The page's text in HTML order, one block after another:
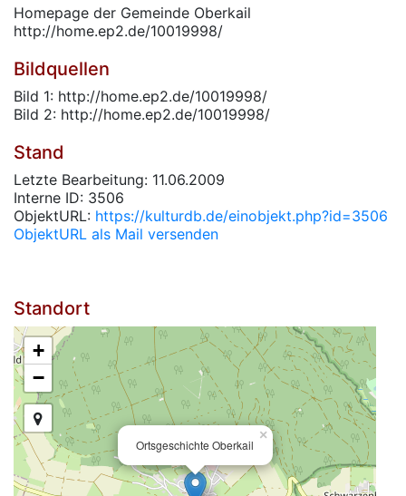
Homepage der Gemeinde Oberkail
http://home.ep2.de/10019998/
Bildquellen
Bild 1: http://home.ep2.de/10019998/
Bild 2: http://home.ep2.de/10019998/
Stand
Letzte Bearbeitung: 11.06.2009
Interne ID: 3506
ObjektURL: https://kulturdb.de/einobjekt.php?id=3506
ObjektURL als Mail versenden
Standort
Ortsgeschichte Oberkail
×
+
−